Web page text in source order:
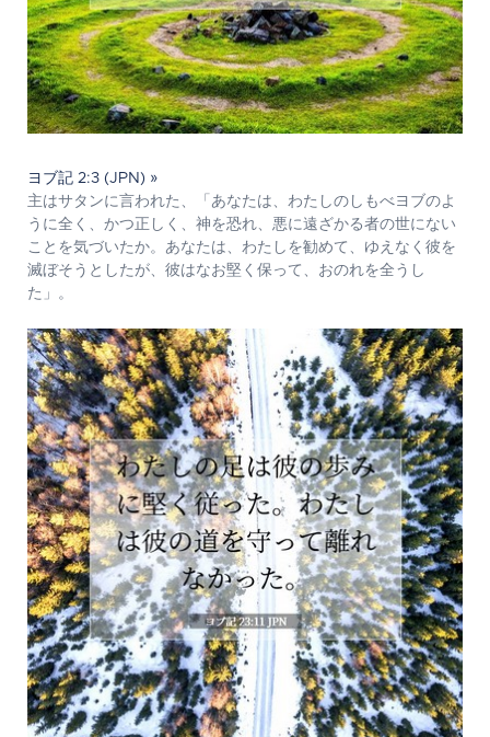
ヨブ記 2:3 (JPN) »
主はサタンに言われた、「あなたは、わたしのしもべヨブのよ
うに全く、かつ正しく、神を恐れ、悪に遠ざかる者の世にない
ことを気づいたか。あなたは、わたしを勧めて、ゆえなく彼を
滅ぼそうとしたが、彼はなお堅く保って、おのれを全うし
た」。